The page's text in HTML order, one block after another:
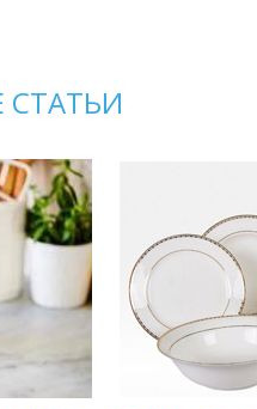
СТАТЬИ